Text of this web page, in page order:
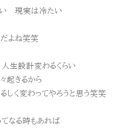
現実は冷たい
だよね笑笑
人生設計変わるくらい
起きるから
しく変わってやろうと思う笑笑
てなる時もあれば